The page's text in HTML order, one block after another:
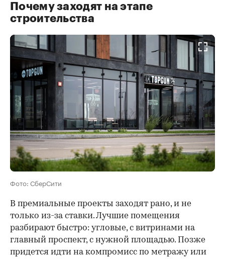
Почему заходят на этапе
строительства
Фото: СберСити
В премиальные проекты заходят рано, и не
только из-за ставки. Лучшие помещения
разбирают быстро: угловые, с витринами на
главный проспект, с нужной площадью. Позже
придется идти на компромисс по метражу или